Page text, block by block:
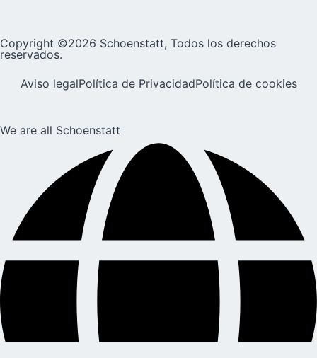
Copyright ©2026 Schoenstatt, Todos los derechos
reservados.
Aviso legalPolítica de PrivacidadPolítica de cookies
We are all Schoenstatt